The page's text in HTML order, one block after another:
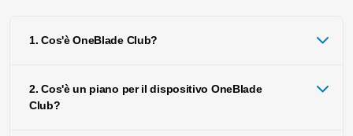
1. Cos'è OneBlade Club?
2. Cos'è un piano per il dispositivo OneBlade
Club?